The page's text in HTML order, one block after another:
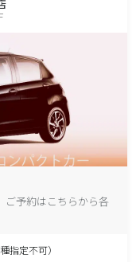
ご予約はこちらから各
定不可）